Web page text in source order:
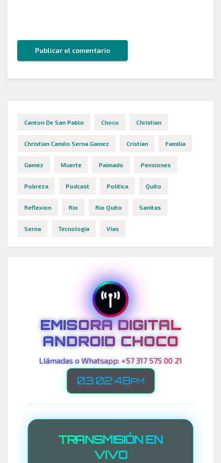
Canton De San Pablo Choco Christian
Christian Camilo Serna Gamez Cristian Familia
Gamez Muerte Paimado Pensiones
Pobreza Podcast Politica Quito
Reflexion Rio Rio Quito Sanitas
Serna Tecnologia Vias
EMISORA DIGITAL
ANDROID CHOCO
Llámadas o Whatsapp: +57 317 575 00 21
03:02:50PM
TRANSMISIÓN EN
VIVO